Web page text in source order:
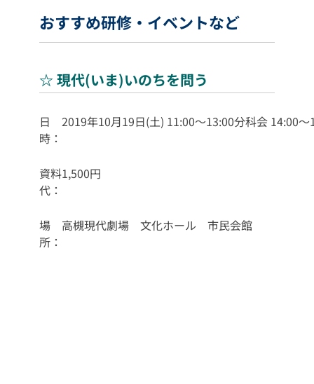
おすすめ研修・イベントなど
☆ 現代(いま)いのちを問う
日
時：
2019年10月19日(土) 11:00～13:00分科会 14:00～
資料
代：
1,500円
場
所：
高槻現代劇場 文化ホール 市民会館